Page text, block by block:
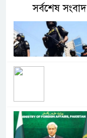
সর্বশেষ সংবাদ